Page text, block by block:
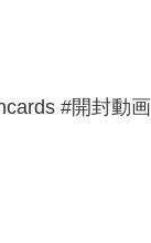
#開封動画